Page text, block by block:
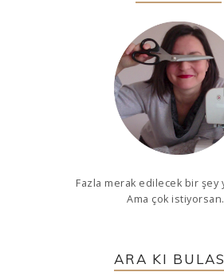
Fazla merak edilecek bir şey
Ama çok
ARA KI